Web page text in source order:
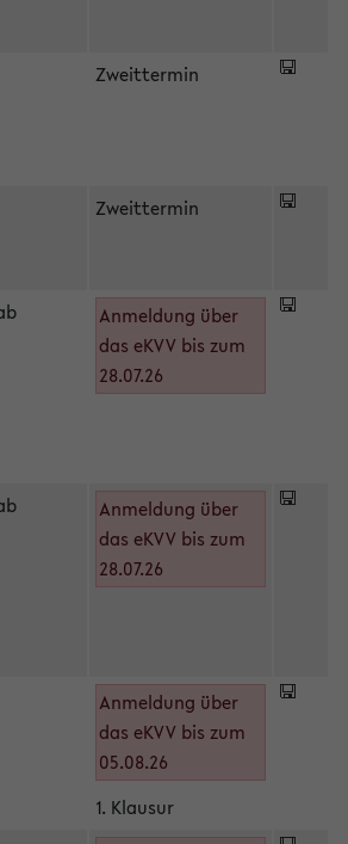
Zweittermin
Zweittermin
Anmeldung über
das eKVV bis zum
28.07.26
Anmeldung über
das eKVV bis zum
28.07.26
Anmeldung über
das eKVV bis zum
05.08.26
1. Klausur